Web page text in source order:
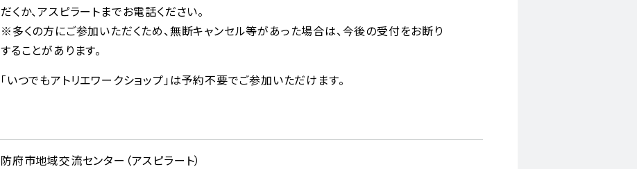
だくか、アスピラートまでお電話ください。
※多くの方にご参加いただくため、無断キャンセル等があった場合は、今後の受付をお断り
することがあります。
「いつでもアトリエワークショップ」は予約不要でご参加いただけます。
防府市地域交流センター（アスピラート）